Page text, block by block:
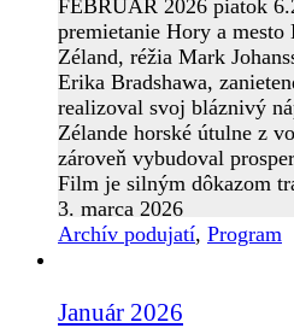
FEBRUÁR 2026 piatok
premietanie Hory a
Zéland, réžia Mark
Erika Bradshawa,
realizoval svoj bláznivý
Zélande horské útulne z
zároveň vybudoval
Film je silným dôkazom
3. marca 2026
Archív podujatí, Program
Január 2026